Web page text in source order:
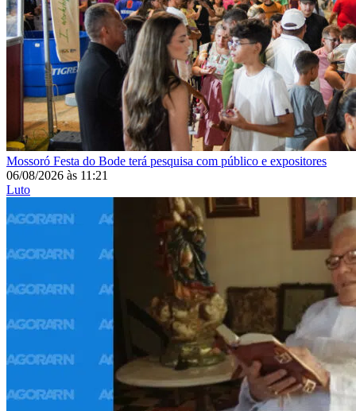
Mossoró Festa do Bode terá pesquisa com público e expositores
06/08/2026 às 11:21
Luto